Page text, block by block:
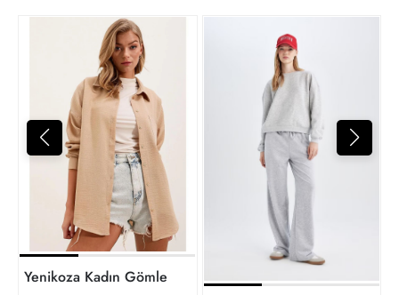
Yenikoza Kadın Gömlek